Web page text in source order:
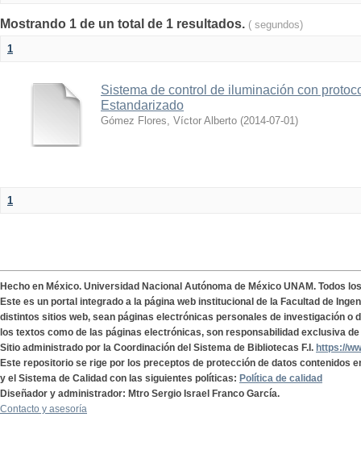
Mostrando 1 de un total de 1 resultados. ( segundos)
1
Sistema de control de iluminación con
Estandarizado
Gómez Flores, Víctor Alberto (2014-07-01)
1
Hecho en México. Universidad Nacional Autónoma de México UNAM. Todos
Este es un portal integrado a la página web institucional de la Facultad de
distintos sitios web, sean páginas electrónicas personales de investigación o
los textos como de las páginas electrónicas, son responsabilidad exclusiva
Sitio administrado por la Coordinación del Sistema de Bibliotecas F.I. https://
Este repositorio se rige por los preceptos de protección de datos contenidos
y el Sistema de Calidad con las siguientes políticas: Política de calidad
Diseñador y administrador: Mtro Sergio Israel Franco García.
Contacto y asesoría